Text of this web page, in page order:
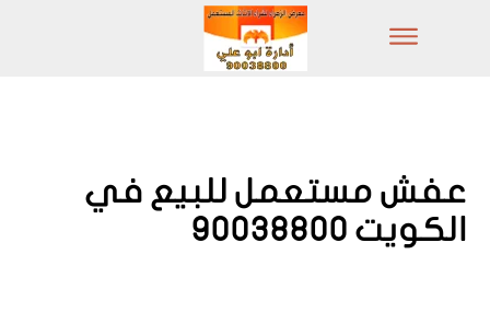
عفش مستعمل للبيع في
الكويت 90038800